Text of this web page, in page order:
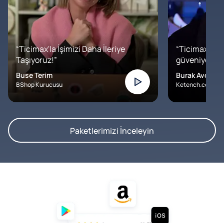
“Ticimax'la İşimizi Daha İleriye
Taşıyoruz!”
Buse Terim
BShop Kurucusu
“Ticimax'a
Burak Avcılar
Ketench.com –
Paketlerimizi İnceleyin